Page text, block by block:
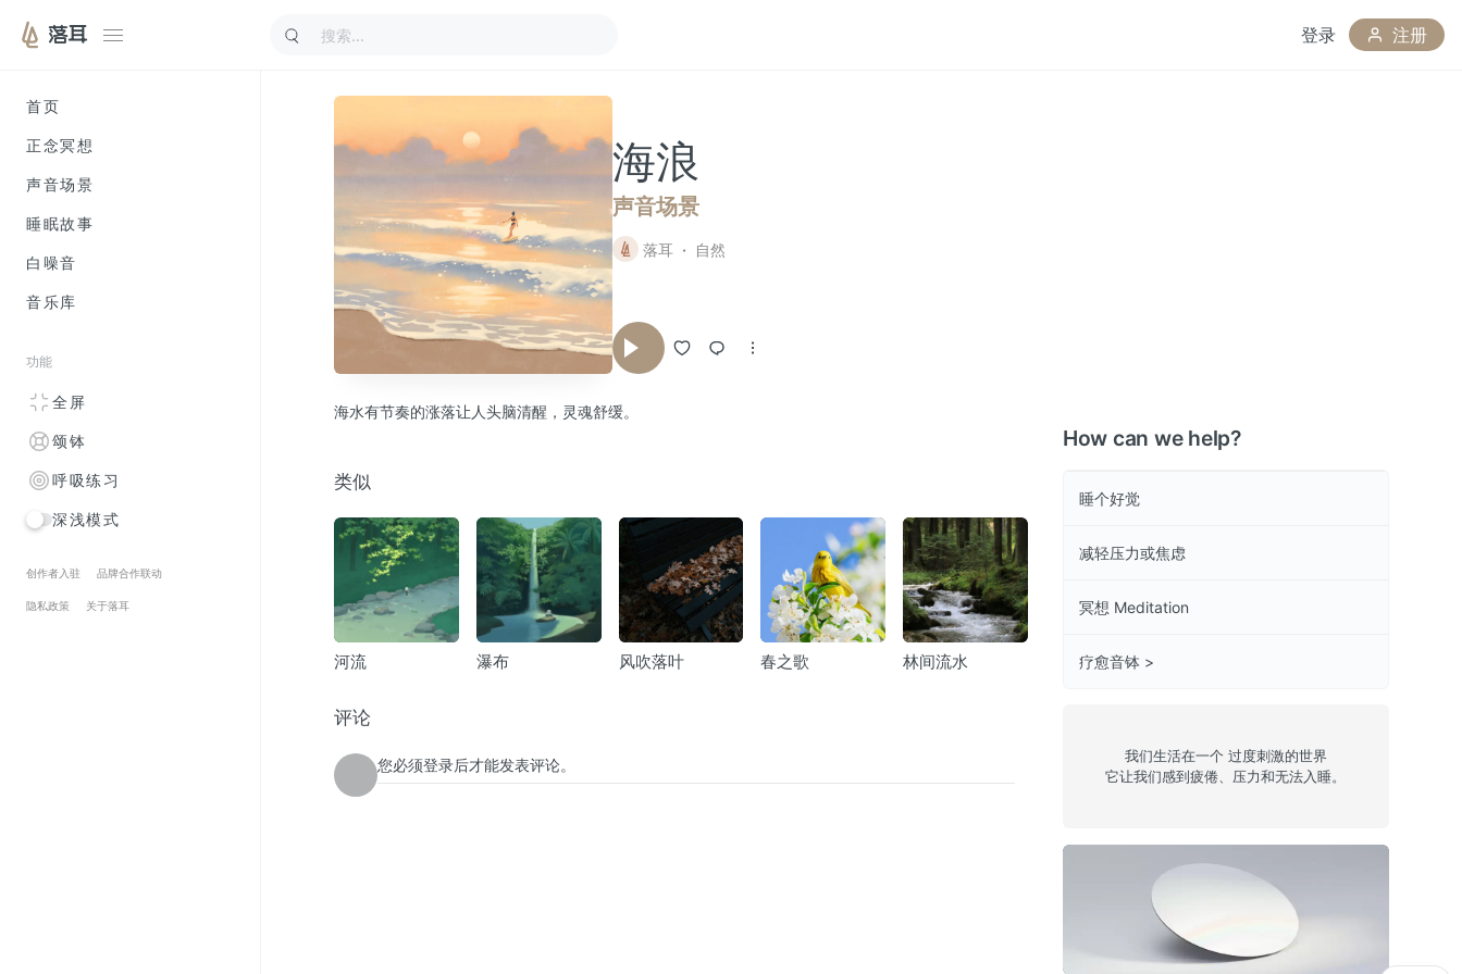
落耳 登录 注册
首页
正念冥想
声音场景
睡眠故事
白噪音
音乐库
功能
全屏
颂钵
呼吸练习
深浅模式
创作者入驻 品牌合作联动
隐私政策 关于落耳
海浪
声音场景
落耳 自然
海水有节奏的涨落让人头脑清醒，灵魂舒缓。
类似
河流 瀑布 风吹落叶 春之歌 林间流水
评论
您必须登录后才能发表评论。
How can we help?
睡个好觉
减轻压力或焦虑
冥想 Meditation
疗愈音钵 >
我们生活在一个 过度刺激的世界
它让我们感到疲倦、压力和无法入睡。
建立自信(男声)